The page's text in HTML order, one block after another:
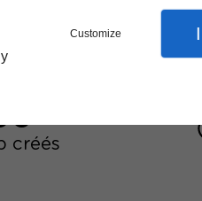
Customize
créés